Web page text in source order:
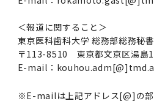
＜報道に関すること＞
東京医科歯科大学 総務部総務秘
〒113-8510 東京都文京区湯島
E-mail：
※E-mailは上記アドレス[@]の部